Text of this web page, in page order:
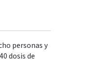
personas y
dosis de